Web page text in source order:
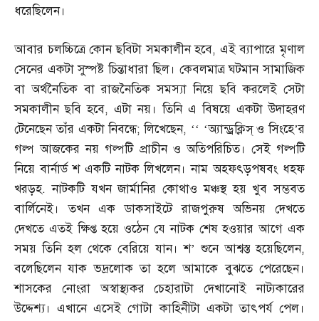
ধরেছিলেন।
আবার চলচ্চিত্রে কোন ছবিটা সমকালীন হবে, এই ব্যাপারে মৃণাল
সেনের একটা সুস্পষ্ট চিন্তাধারা ছিল। কেবলমাত্র ঘটমান সামাজিক
বা অর্থনৈতিক বা রাজনৈতিক সমস্যা নিয়ে ছবি করলেই সেটা
সমকালীন ছবি হবে, এটা নয়। তিনি এ বিষয়ে একটা উদাহরণ
টেনেছেন তাঁর একটা নিবন্ধে;লিখেছেন, ‘‘ ‘অ্যান্ড্রক্লিস্‌ ও সিংহে’র
গল্প আজকের নয় গল্পটি প্রাচীন ও অতিপরিচিত। সেই গল্পটি
নিয়ে বার্নার্ড শ একটি নাটক লিখলেন। নাম অহফৎড়পষবং ধহফ
খরড়হ.নাটকটি যখন জার্মানির কোথাও মঞ্চস্থ হয় খুব সম্ভবত
বার্লিনেই। তখন এক ডাকসাইটে রাজপুরুষ অভিনয় দেখতে
দেখতে এতই ক্ষিপ্ত হয়ে ওঠেন যে নাটক শেষ হওয়ার আগে এক
সময় তিনি হল থেকে বেরিয়ে যান। শ’ শুনে আশ্বস্ত হয়েছিলেন,
বলেছিলেন যাক ভদ্রলোক তা হলে আমাকে বুঝতে পেরেছেন।
শাসকের নোংরা অস্বাস্থ্যকর চেহারাটা দেখানোই নাট্যকারের
উদ্দেশ্য। এখানে এসেই গোটা কাহিনীটা একটা তাৎপর্য পেল।